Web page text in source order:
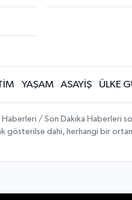
YAŞAM ASAYİŞ ÜLKE
/ Son Dakika Haberleri
gösterilse dahi, herhangi bir